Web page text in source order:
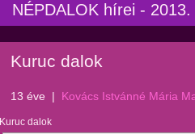
NÉPDALOK hírei - 2013.
Kuruc dalok
13 éve | Kovács Istvánné Mária
Kuruc dalok